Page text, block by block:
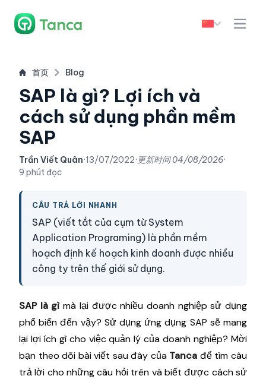
首页 Blog
SAP là gì? Lợi ích và
cách sử dụng phần mềm
SAP
Trần Viết Quân·13/07/2022· 更新时间04/08/2026·
9 phút đọc
CÂU TRẢ LỜI NHANH
SAP (viết tắt của cụm từ System
Application Programing) là phần mềm
hoạch định kế hoạch kinh doanh được nhiều
công ty trên thế giới sử dụng.
SAP là gì mà lại được nhiều doanh nghiệp sử dụng
phổ biến đến vậy? Sử dụng ứng dụng SAP sẽ mang
lại lợi ích gì cho việc quản lý của doanh nghiệp? Mời
bạn theo dõi bài viết sau đây của Tanca để tìm câu
trả lời cho những câu hỏi trên và biết được cách sử